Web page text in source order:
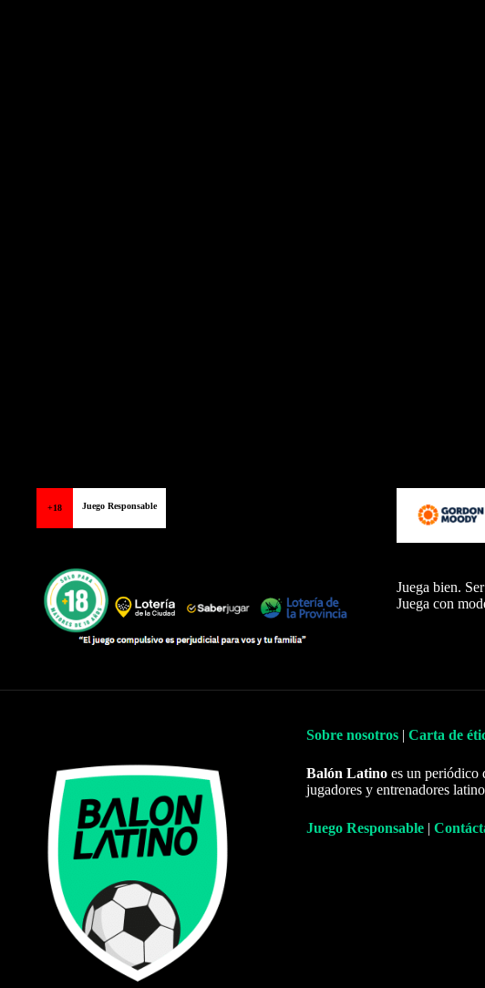
+18 Juego Responsable
Juega bien.
Juega con
Sobre nosotros | Carta de
Balón Latino es un periódico
jugadores y entrenadores
Juego Responsable |